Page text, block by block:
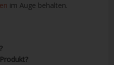
im Auge behalten.